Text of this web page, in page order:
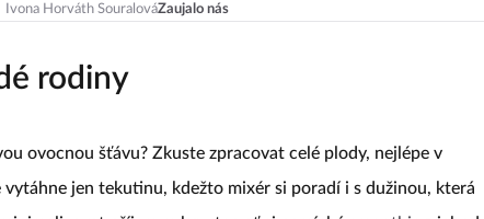
Ivona Horváth SouralováZaujalo nás
rodiny
ovocnou šťávu? Zkuste zpracovat celé plody, nejlépe v
jen tekutinu, kdežto mixér si poradí i s dužinou, která